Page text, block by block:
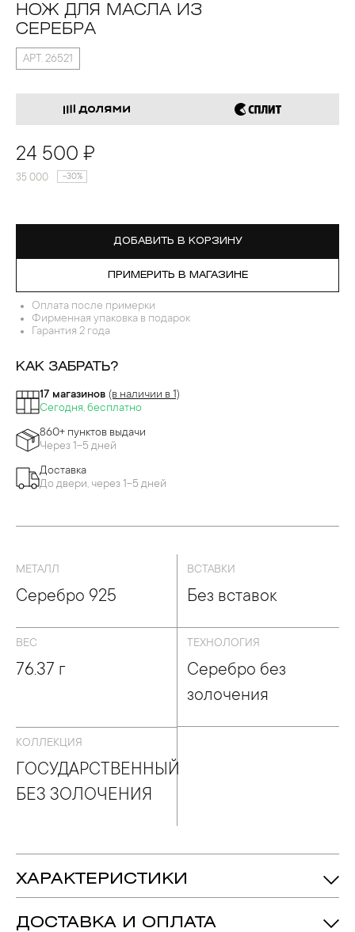
НОЖ ДЛЯ МАСЛА ИЗ
СЕРЕБРА
АРТ. 26521
24 500 ₽
35 000 -30%
ДОБАВИТЬ В КОРЗИНУ
ПРИМЕРИТЬ В МАГАЗИНЕ
Оплата после примерки
Фирменная упаковка в подарок
Гарантия 2 года
КАК ЗАБРАТЬ?
17 магазинов (в наличии в 1)
Сегодня, бесплатно
860+ пунктов выдачи
Через 1-5 дней
Доставка
До двери, через 1-5 дней
МЕТАЛЛ
Серебро 925
ВСТАВКИ
Без вставок
ВЕС
76.37 г
ТЕХНОЛОГИЯ
Серебро без
золочения
КОЛЛЕКЦИЯ
ГОСУДАРСТВЕННЫЙ
БЕЗ ЗОЛОЧЕНИЯ
ХАРАКТЕРИСТИКИ
ДОСТАВКА И ОПЛАТА